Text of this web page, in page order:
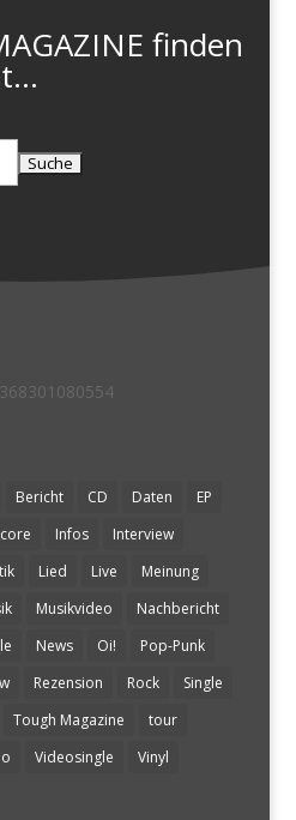
finden
Bericht CD Daten
EP
Infos
Interview
Lied Live
Meinung
Musikvideo
Nachbericht
News Oi!
Pop-Punk
Rezension Rock
Single
Tough Magazine
tour
Videosingle
Vinyl